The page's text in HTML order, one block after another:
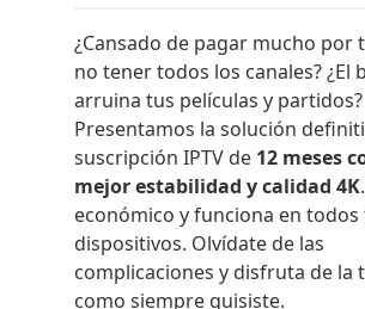
¿Cansado de pagar mucho por
no tener todos los canales? ¿El
arruina tus películas y partidos?
Presentamos la solución
suscripción IPTV de 12 meses
mejor estabilidad y calidad 4K
económico y funciona en todos
dispositivos. Olvídate de las
complicaciones y disfruta de la
como siempre quisiste.